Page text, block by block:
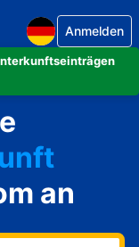
Anmelden
an